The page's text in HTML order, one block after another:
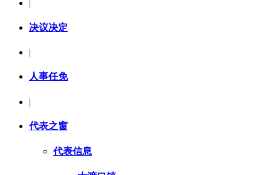
决议决定
|
人事任免
|
代表之窗
代表信息